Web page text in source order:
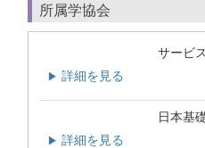
所属学協会
サービ
▶ 詳細を見る
日本基
▶ 詳細を見る